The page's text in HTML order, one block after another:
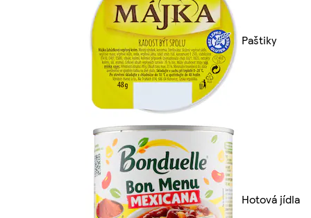
Paštiky
Hotová jídla